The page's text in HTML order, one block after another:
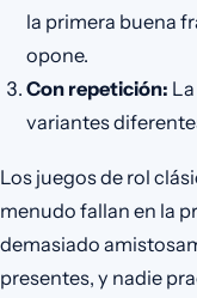
la primera buena
opone.
Con repetición:
variantes
Los juegos de rol
menudo fallan en la
demasiado
presentes, y nadie